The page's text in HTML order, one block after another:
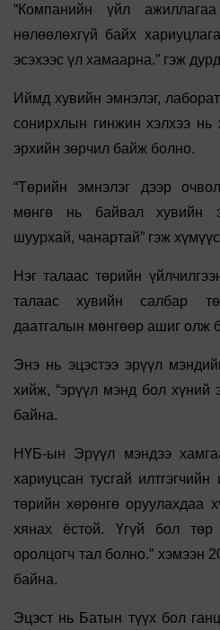
“Компанийн үйл
нөлөөлөхгүй байх
эсэхээс үл хамаарна.” гэж
Иймд хувийн эмнэлэг,
сонирхлын гинжин хэлхээ нь
эрхийн зөрчил байж болно.
“Төрийн эмнэлэг дээр
мөнгө нь байвал хувийн
шуурхай, чанартай” гэж
Нэг талаас төрийн
талаас хувийн салбар
даатгалын мөнгөөр ашиг олж
Энэ нь эцэстээ эрүүл
хийж, “эрүүл мэнд бол хүний
байна.
НҮБ-ын Эрүүл мэндээ
хариуцсан тусгай
төрийн хөрөнгө оруулахдаа
хянах ёстой. Үгүй бол төр
оролцогч тал болно.” хэмээн
байна.
Эцэст нь Батын түүх бол